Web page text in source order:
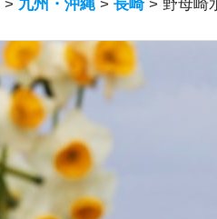
> 九州・沖縄 >長崎> 野母崎